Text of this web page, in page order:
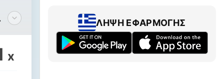
x
ΛΉΨΗ ΕΦΑΡΜΟΓΉΣ